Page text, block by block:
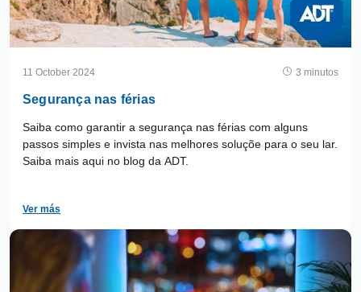
11 October 2024 3 minutos
Segurança nas férias
Saiba como garantir a segurança nas férias com alguns
passos simples e invista nas melhores soluçõe para o seu lar.
Saiba mais aqui no blog da ADT.
Ver más